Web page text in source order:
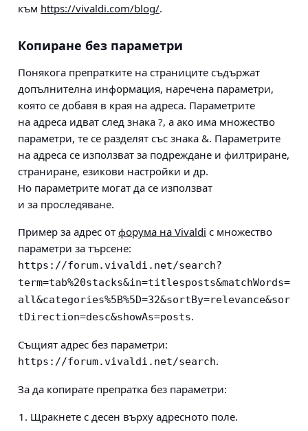
към https://vivaldi.com/blog/.
Копиране без параметри
Понякога препратките на страниците съдържат
допълнителна информация, наречена параметри,
която се добавя в края на адреса. Параметрите
на адреса идват след знака ?, а ако има множество
параметри, те се разделят със знака &. Параметрите
на адреса се използват за подреждане и филтриране,
страниране, езикови настройки и др.
Но параметрите могат да се използват
и за проследяване.
Пример за адрес от форума на Vivaldi с множество
параметри за търсене:
https://forum.vivaldi.net/search?
term=tab%20stacks&in=titlesposts&matchWords=
all&categories%5B%5D=32&sortBy=relevance&sor
tDirection=desc&showAs=posts.
Същият адрес без параметри:
https://forum.vivaldi.net/search.
За да копирате препратка без параметри:
Щракнете с десен върху адресното поле.